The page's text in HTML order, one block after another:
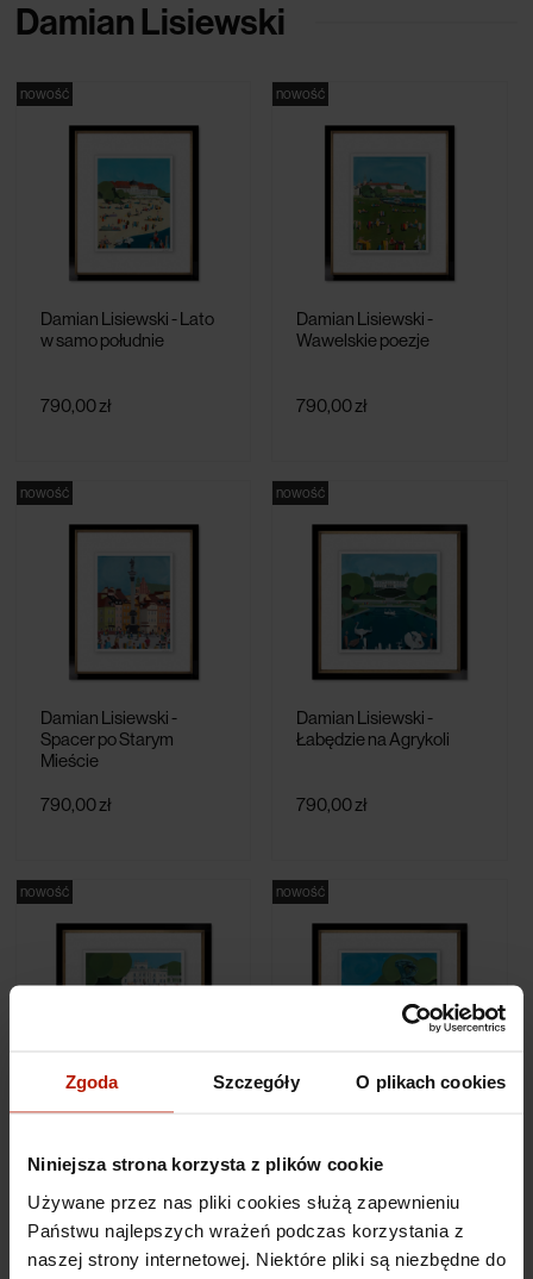
Zgoda Szczegóły O plikach cookies
Niniejsza strona korzysta z plików cookie
Używane przez nas pliki cookies służą zapewnieniu
Państwu najlepszych wrażeń podczas korzystania z
naszej strony internetowej. Niektóre pliki są niezbędne do
Damian Lisiewski
Damian Lisiewski - Lato
w samo południe
790,00 zł
nowość
Damian Lisiewski -
Wawelskie poezje
790,00 zł
nowość
Damian Lisiewski -
Spacer po Starym
Mieście
790,00 zł
nowość
Damian Lisiewski -
Łabędzie na Agrykoli
790,00 zł
nowość
Damian Lisiewski -
Łazienkach Królewskich
1 090,00 zł
nowość
790,00 zł
nowość